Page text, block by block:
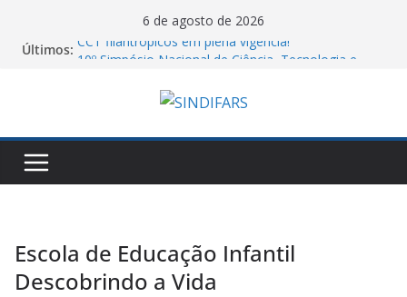
6 de agosto de 2026
Últimos: CCT filantrópicos em plena vigência!
10º Simpósio Nacional de Ciência, Tecnologia e
Cartilha do MTE sobre atos antissindicais!
Piso salarial farmacêutico: por que comparar
Escola de Educação Infantil
Descobrindo a Vida